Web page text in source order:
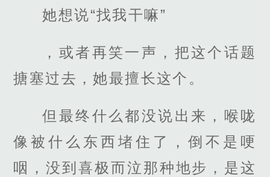
她想说“找我干嘛”
，或者再笑一声，把这个话题
搪塞过去，她最擅长这个。
但最终什么都没说出来，喉咙
像被什么东西堵住了，倒不是哽
咽，没到喜极而泣那种地步，是这